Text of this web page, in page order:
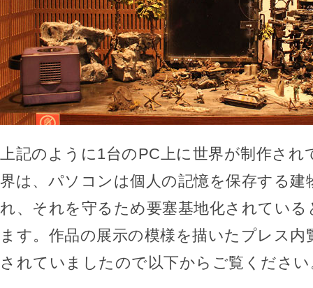
上記のように1台のPC上に世界が制作され
界は、パソコンは個人の記憶を保存する建
れ、それを守るため要塞基地化されてい
ます。作品の展示の模様を描いたプレス内
されていましたので以下からご覧ください